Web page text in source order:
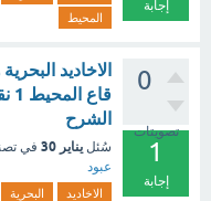
إجابة
المحيط
0
تصويتات
1
إجابة
الاخاديد
الشرح
سُئل يناير 30 في
عبود
الاخاديد البحرية